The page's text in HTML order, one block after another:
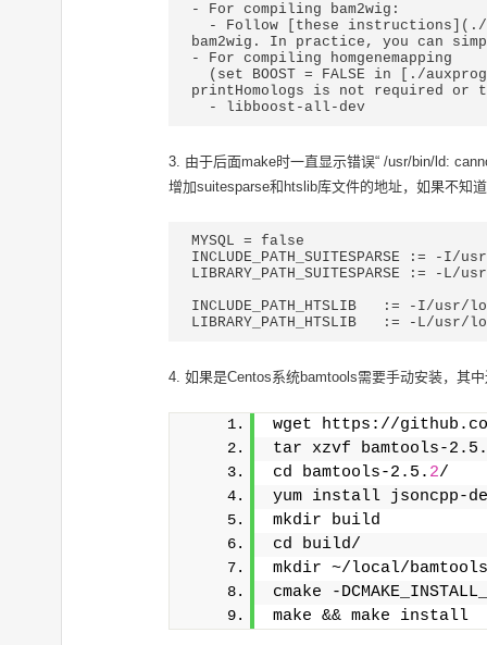
- For compiling bam2wig:
bam2wig. In practice, you can
- For compiling homgenemapping
printHomologs is not required
  - libboost-all-dev
3. 由于后面make时一直显示错误“ /usr/bin/ld:
增加suitesparse和htslib库文件的地址，如果不知
MYSQL = false
INCLUDE_PATH_SUITESPARSE := -
LIBRARY_PATH_SUITESPARSE
INCLUDE_PATH_HTSLIB   := -I/
LIBRARY_PATH_HTSLIB   := -
4. 如果是Centos系统bamtools需要手动安装，其
wget https://
tar xzvf bamtools-
cd bamtools-2.5. 2/
yum install jsoncpp-
mkdir build
cd build/
mkdir ~/local/bamtools
cmake -
make && make install